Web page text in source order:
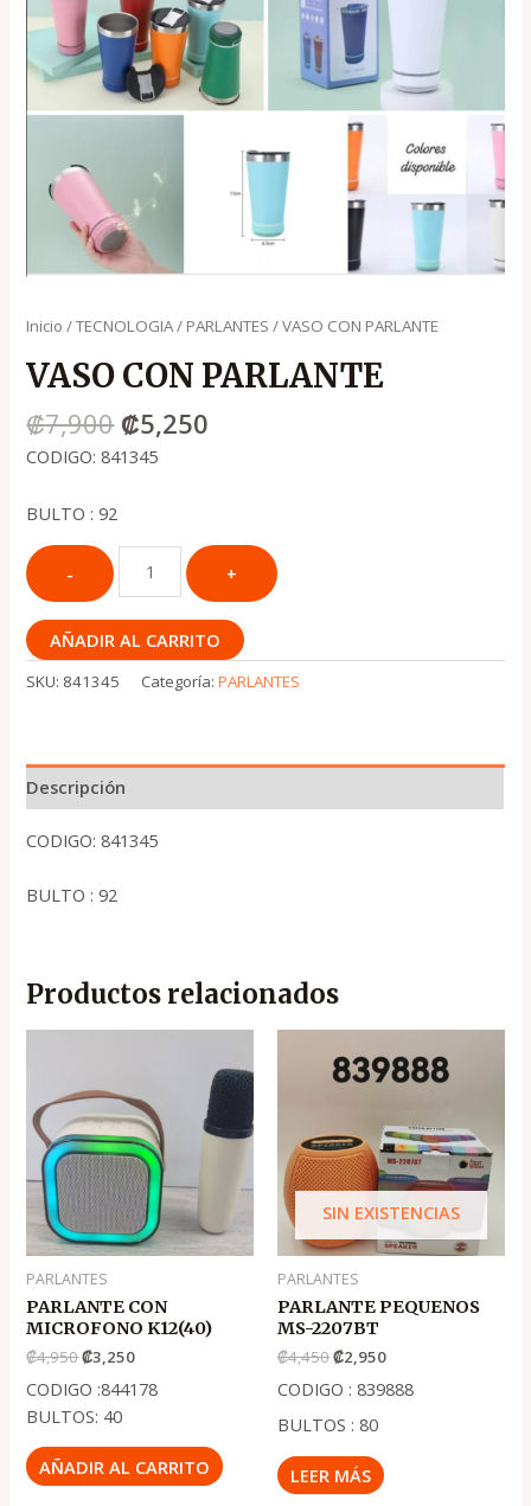
Inicio /TECNOLOGIA/ PARLANTES / VASO CON PARLANTE
VASO CON PARLANTE
₡7,900 ₡5,250
CODIGO: 841345
BULTO : 92
AÑADIR AL CARRITO
SKU: 841345 Categoría:PARLANTES
Descripción
CODIGO: 841345
BULTO : 92
Productos relacionados
PARLANTES
PARLANTE CON
MICROFONO K12(40)
₡4,950
era:
.
₡4,950
₡3,250
es:
.
₡3,250
CODIGO :844178
BULTOS: 40
AÑADIR AL CARRITO
SIN EXISTENCIAS
PARLANTES
PARLANTE PEQUENOS
MS-2207BT
₡4,450
precio
original
₡4,450
₡2,950
precio
actual
₡2,950
CODIGO : 839888
BULTOS : 80
LEER MÁS